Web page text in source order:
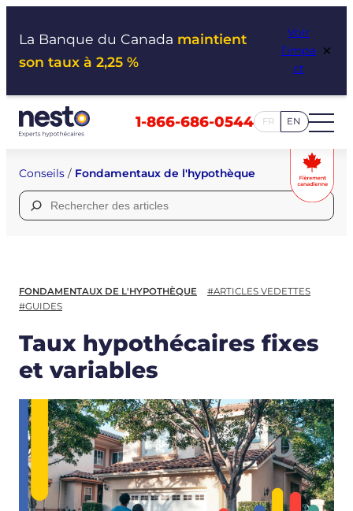
La Banque du Canada maintient
son taux à 2,25 %
Voir
l’impa
ct
×
1-866-686-0544 FR EN
Conseils / Fondamentaux de l'hypothèque
Rechercher :
FONDAMENTAUX DE L'HYPOTHÈQUE
#ARTICLES VEDETTES
#GUIDES
Taux hypothécaires fixes
et variables